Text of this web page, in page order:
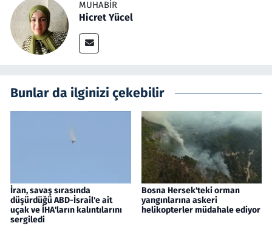
MUHABIR
Hicret Yücel
Bunlar da ilginizi çekebilir
İran, savaş sırasında
düşürdüğü ABD-İsrail'e ait
uçak ve İHA'ların kalıntılarını
sergiledi
Bosna Hersek'teki orman
yangınlarına askeri
helikopterler müdahale ediyor